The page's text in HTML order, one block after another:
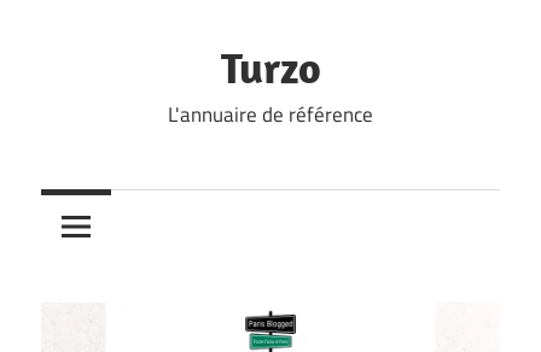
Turzo
L'annuaire de référence